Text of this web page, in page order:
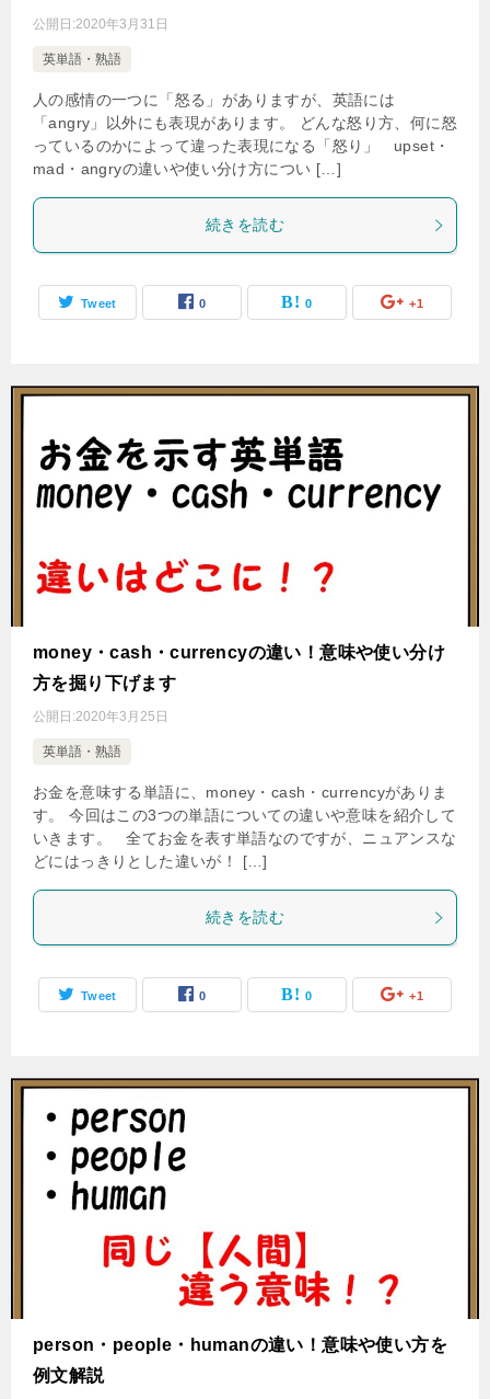
公開日:2020年3月31日
英単語・熟語
人の感情の一つに「怒る」がありますが、英語には
「angry」以外にも表現があります。 どんな怒り方、何に怒
っているのかによって違った表現になる「怒り」 upset・
mad・angryの違いや使い分け方につい […]
続きを読む
Tweet 0 0 +1
money・cash・currencyの違い！意味や使い分け
方を掘り下げます
公開日:2020年3月25日
英単語・熟語
お金を意味する単語に、money・cash・currencyがありま
す。 今回はこの3つの単語についての違いや意味を紹介して
いきます。 全てお金を表す単語なのですが、ニュアンスな
どにはっきりとした違いが！ […]
続きを読む
Tweet 0 0 +1
person・people・humanの違い！意味や使い方を
例文解説